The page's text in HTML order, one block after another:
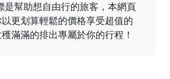
是幫助想自由行的旅客，本網頁
更划算輕鬆的價格享受超值的
滿滿的排出專屬於你的行程！